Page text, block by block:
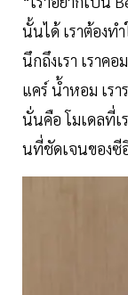
นั้นได้ เราต้องท
นึกถึงเรา เราค
แคร์ น้ำหอม เรา
นั่นคือ โมเดลที่เ
นที่ชัดเจนของซี